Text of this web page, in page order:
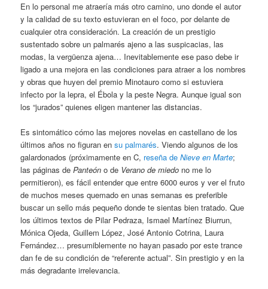
En lo personal me atraería más otro camino, uno donde el autor
y la calidad de su texto estuvieran en el foco, por delante de
cualquier otra consideración. La creación de un prestigio
sustentado sobre un palmarés ajeno a las suspicacias, las
modas, la vergüenza ajena… Inevitablemente ese paso debe ir
ligado a una mejora en las condiciones para atraer a los nombres
y obras que huyen del premio Minotauro como si estuviera
infecto por la lepra, el Ébola y la peste Negra. Aunque igual son
los “jurados” quienes eligen mantener las distancias.
Es sintomático cómo las mejores novelas en castellano de los
últimos años no figuran ensu palmarés. Viendo algunos de los
galardonados (próximamente en C, reseña deNieve en Marte;
las páginas dePanteón o de Verano de miedo no me lo
permitieron), es fácil entender que entre 6000 euros y ver el fruto
de muchos meses quemado en unas semanas es preferible
buscar un sello más pequeño donde te sientas bien tratado. Que
los últimos textos de Pilar Pedraza, Ismael Martínez Biurrun,
Mónica Ojeda, Guillem López, José Antonio Cotrina, Laura
Fernández… presumiblemente no hayan pasado por este trance
dan fe de su condición de “referente actual”. Sin prestigio y en la
más degradante irrelevancia.